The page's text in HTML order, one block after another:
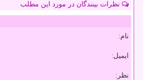
نظرات بینندگان در مورد این مطلب
نام:
ایمیل:
نظر: